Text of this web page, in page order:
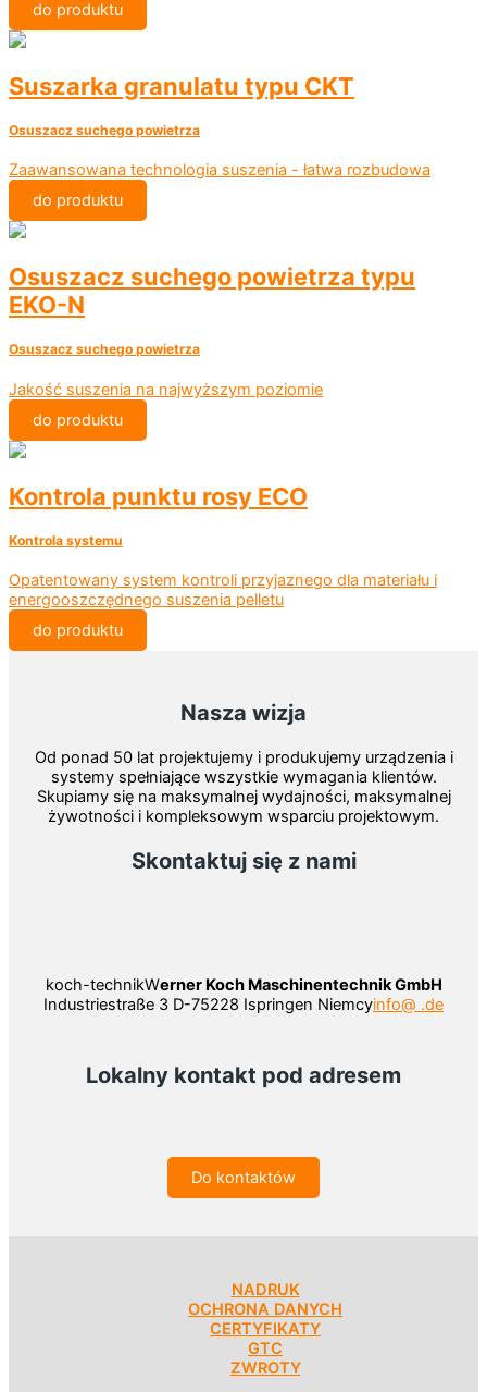
do produktu
Suszarka granulatu typu CKT
Osuszacz suchego powietrza
Zaawansowana technologia suszenia - łatwa rozbudowa
do produktu
Osuszacz suchego powietrza typu
EKO-N
Osuszacz suchego powietrza
Jakość suszenia na najwyższym poziomie
do produktu
Kontrola punktu rosy ECO
Kontrola systemu
Opatentowany system kontroli przyjaznego dla materiału i
energooszczędnego suszenia pelletu
do produktu
Nasza wizja
Od ponad 50 lat projektujemy i produkujemy urządzenia i
systemy spełniające wszystkie wymagania klientów.
Skupiamy się na maksymalnej wydajności, maksymalnej
żywotności i kompleksowym wsparciu projektowym.
Skontaktuj się z nami
koch-technikWerner Koch Maschinentechnik GmbH
Industriestraße 3 D-75228 Ispringen Niemcyinfo@ .de
Lokalny kontakt pod adresem
Do kontaktów
NADRUK
OCHRONA DANYCH
CERTYFIKATY
GTC
ZWROTY